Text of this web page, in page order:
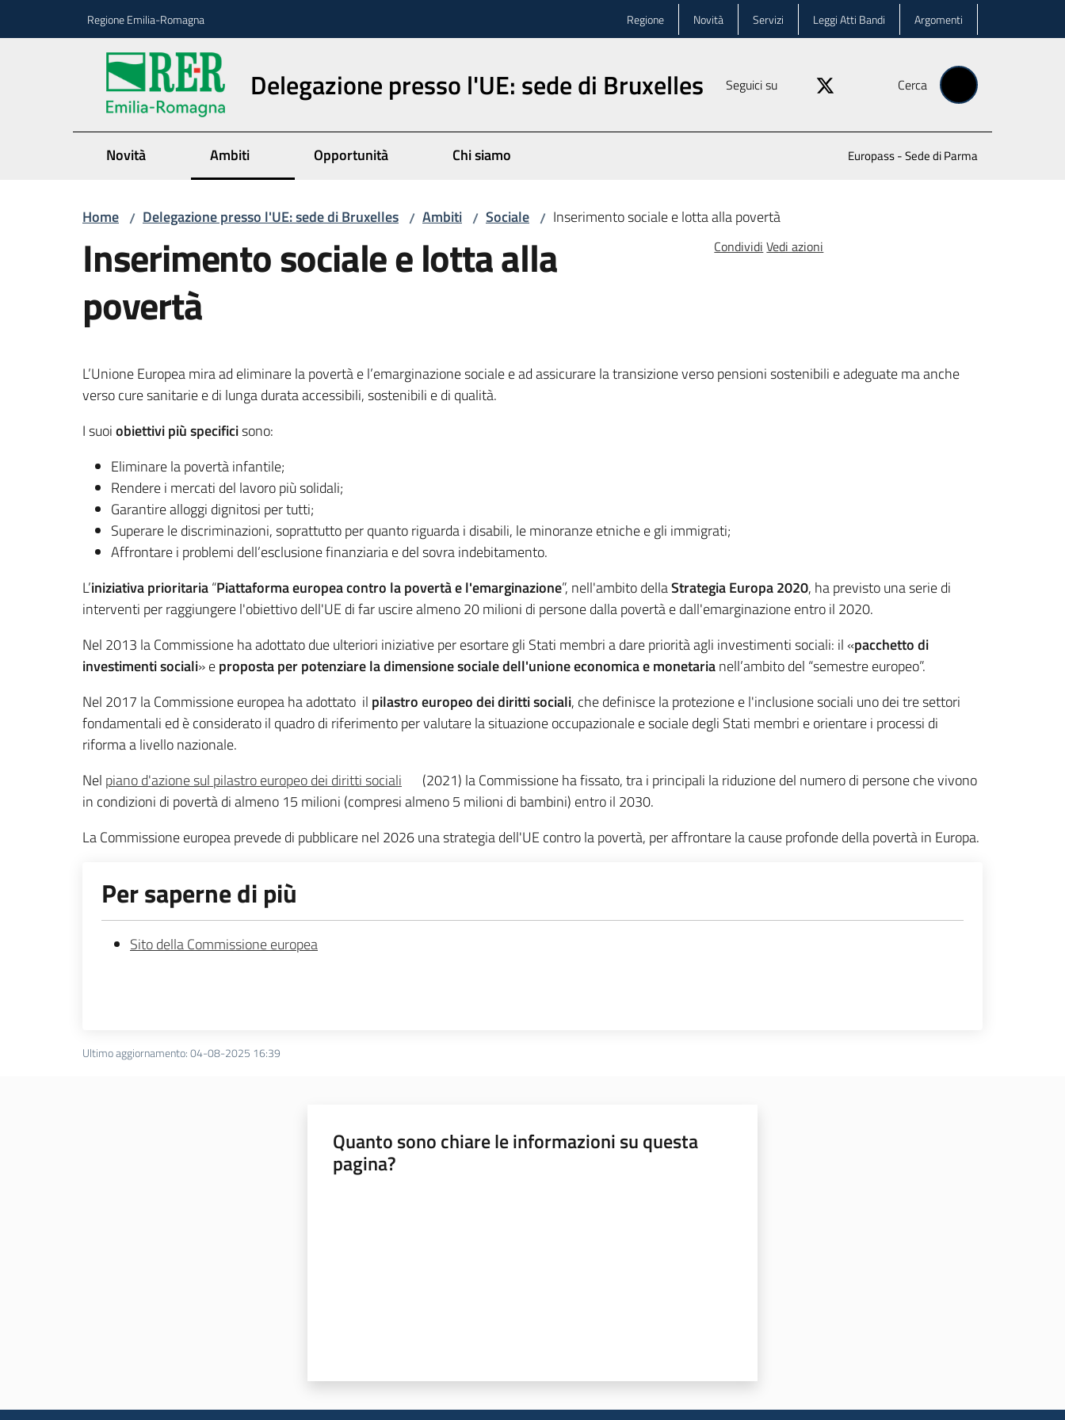
Regione Emilia-Romagna Regione Novità Servizi Leggi Atti Bandi Argomenti
Delegazione presso l'UE: sede di Bruxelles Seguici su Cerca
Novità Ambiti Opportunità Chi siamo Europass - Sede di Parma
Home / Delegazione presso l'UE: sede di Bruxelles / Ambiti / Sociale / Inserimento sociale e lotta alla povertà
Inserimento sociale e lotta alla
povertà
Condividi Vedi azioni
L’Unione Europea mira ad eliminare la povertà e l’emarginazione sociale e ad assicurare la transizione verso pensioni sostenibili e adeguate ma anche
verso cure sanitarie e di lunga durata accessibili, sostenibili e di qualità.
I suoiobiettivi più specificisono:
Eliminare la povertà infantile;
Rendere i mercati del lavoro più solidali;
Garantire alloggi dignitosi per tutti;
Superare le discriminazioni, soprattutto per quanto riguarda i disabili, le minoranze etniche e gli immigrati;
Affrontare i problemi dell’esclusione finanziaria e del sovra indebitamento.
L’iniziativa prioritaria“Piattaforma europea contro la povertà e l'emarginazione”, nell'ambito dellaStrategia Europa 2020, ha previsto una serie di
interventi per raggiungere l'obiettivo dell'UE di far uscire almeno 20 milioni di persone dalla povertà e dall'emarginazione entro il 2020.
Nel 2013 la Commissione ha adottato due ulteriori iniziative per esortare gli Stati membri a dare priorità agli investimenti sociali: il «pacchetto di
investimenti sociali» eproposta perpotenziare la dimensione sociale dell'unione economica e monetarianell’ambito del “semestre europeo”.
Nel 2017 la Commissione europea ha adottato il pilastro europeo dei diritti sociali, che definisce la protezione e l'inclusione sociali uno dei tre settori
fondamentali ed è considerato il quadro di riferimento per valutare la situazione occupazionale e sociale degli Stati membri e orientare i processi di
riforma a livello nazionale.
Nel piano d'azione sul pilastro europeo dei diritti sociali
(2021) la Commissione ha fissato, tra i principali la riduzione del numero di persone che vivono
in condizioni di povertà di almeno 15 milioni (compresi almeno 5 milioni di bambini) entro il 2030.
La Commissione europea prevede di pubblicare nel 2026 una strategia dell'UE contro la povertà, per affrontare la cause profonde della povertà in Europa.
Per saperne di più
Sito della Commissione europea
Ultimo aggiornamento:04-08-2025 16:39
Quanto sono chiare le informazioni su questa
pagina?